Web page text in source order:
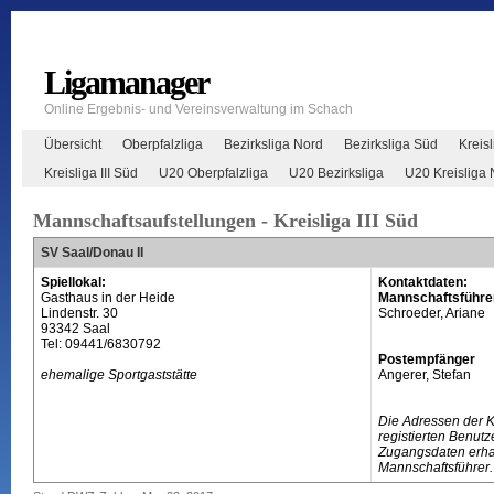
Ligamanager
Online Ergebnis- und Vereinsverwaltung im Schach
Übersicht Oberpfalzliga Bezirksliga Nord Bezirksliga Süd
Kreisliga III Süd
U20 Oberpfalzliga U20 Bezirksliga U20 Kreisliga
Mannschaftsaufstellungen - Kreisliga III Süd
SV Saal/Donau II
Spiellokal:
Gasthaus in der Heide
Lindenstr. 30
93342 Saal
Tel: 09441/6830792
ehemalige Sportgaststätte
Kontaktdaten:
Schroeder, Ariane
Postempfänger
Angerer, Stefan
Die Adressen der
registierten
Zugangsdaten
Mannschaftsführer.